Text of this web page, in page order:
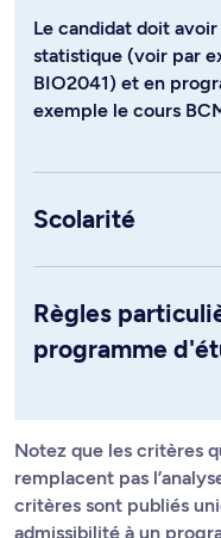
Le candidat doit avoir
statistique (voir par
BIO2041) et en
exemple le cours
Scolarité
Règles
programme
Notez que les critères
remplacent pas
critères sont publiés
admissibilité à un